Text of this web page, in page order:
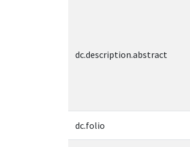
dc.description.abstract
dc.folio